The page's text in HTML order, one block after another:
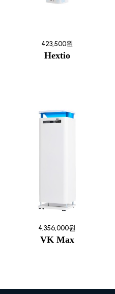
423,500원
Hextio
4,356,000원
VK Max